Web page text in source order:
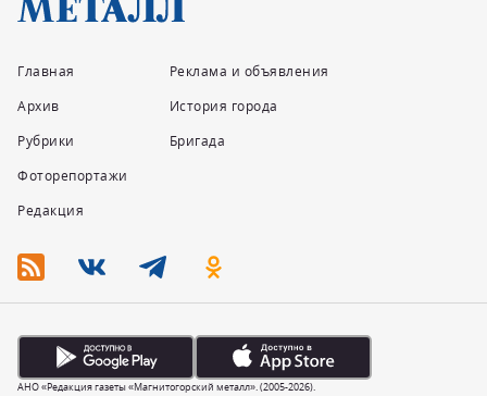
Главная
Архив
Рубрики
Фоторепортажи
Редакция
Реклама и объявления
История города
Бригада
АНО «Редакция газеты «Магнитогорский металл». (2005-2026).